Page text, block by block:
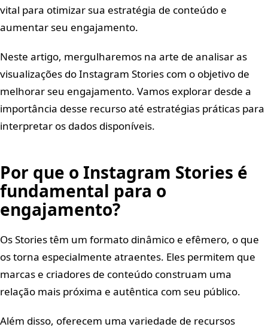
vital para otimizar sua estratégia de conteúdo e
aumentar seu engajamento.
Neste artigo, mergulharemos na arte de analisar as
visualizações do Instagram Stories com o objetivo de
melhorar seu engajamento. Vamos explorar desde a
importância desse recurso até estratégias práticas para
interpretar os dados disponíveis.
Por que o Instagram Stories é
fundamental para o
engajamento?
Os Stories têm um formato dinâmico e efêmero, o que
os torna especialmente atraentes. Eles permitem que
marcas e criadores de conteúdo construam uma
relação mais próxima e autêntica com seu público.
Além disso, oferecem uma variedade de recursos